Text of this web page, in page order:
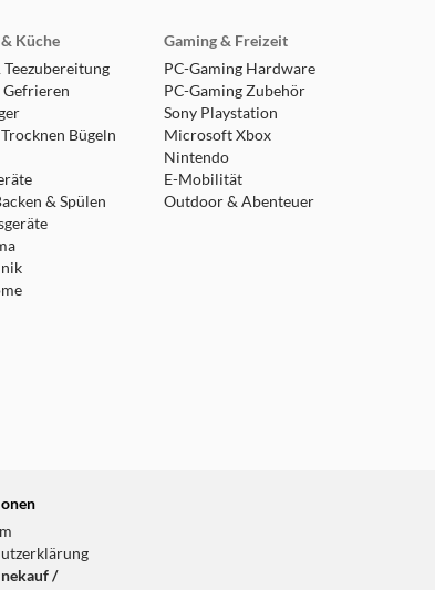
Küche
Teezubereitung
Gefrieren
Bügeln
& Spülen
Gaming & Freizeit
PC-Gaming Hardware
PC-Gaming Zubehör
Sony Playstation
Microsoft Xbox
Nintendo
E-Mobilität
Outdoor & Abenteuer
/